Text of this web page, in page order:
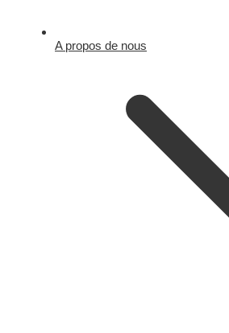
A propos de nous